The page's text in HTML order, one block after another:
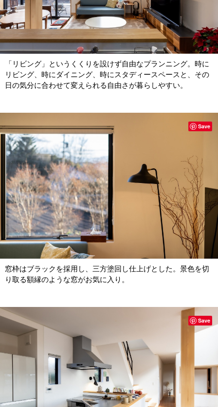
「リビング」というくくりを設けず自由なプランニング。時に
リビング、時にダイニング、時にスタディースペースと、その
日の気分に合わせて変えられる自由さが暮らしやすい。
窓枠はブラックを採用し、三方塗回し仕上げとした。景色を切
り取る額縁のような窓がお気に入り。
Save
Save